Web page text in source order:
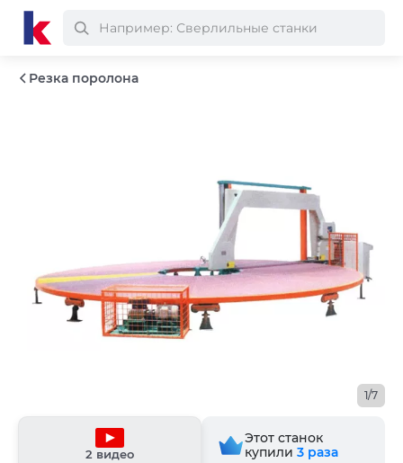
Резка поролона
1/7
2 видео
Этот станок
купили 3 раза